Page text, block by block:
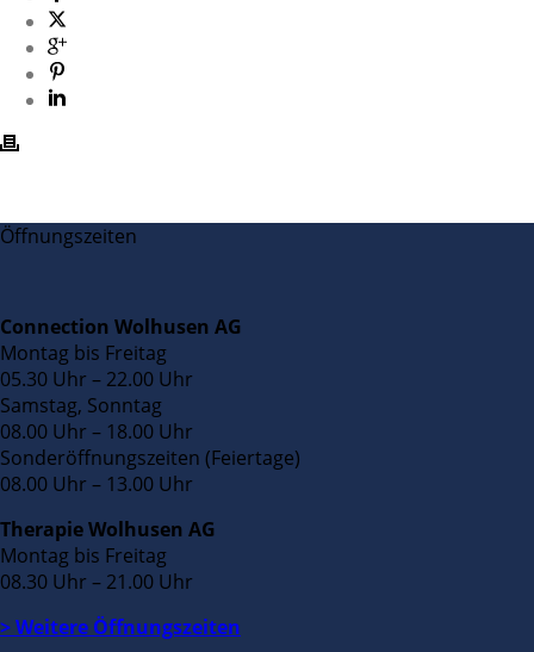
Öffnungszeiten
Connection Wolhusen AG
Montag bis Freitag
05.30 Uhr – 22.00 Uhr
Samstag, Sonntag
08.00 Uhr – 18.00 Uhr
Sonderöffnungszeiten (Feiertage)
08.00 Uhr – 13.00 Uhr
Therapie Wolhusen AG
Montag bis Freitag
08.30 Uhr – 21.00 Uhr
> Weitere Öffnungszeiten